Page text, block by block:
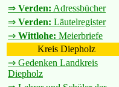
⇒ Verden: Adressbücher
⇒ Verden: Läutelregister
⇒ Wittlohe: Meierbriefe
Kreis Diepholz
⇒ Gedenken Landkreis
Diepholz